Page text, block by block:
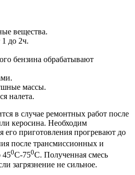
вещества.
до 2ч.
бензина обрабатывают
массы.
налета.
в случае ремонтных работ после
керосина. Необходим
его приготовления прогревают до
после трансмиссионных и
450С-750С. Полученная смесь
загрязнение не сильное.